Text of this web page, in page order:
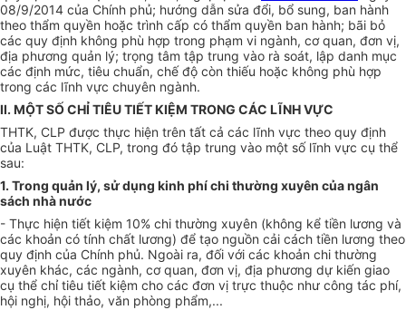
08/9/2014 của Chính phủ; hướng dẫn sửa đổi, bổ sung, ban hành
theo thẩm quyền hoặc trình cấp có thẩm quyền ban hành; bãi bỏ
các quy định không phù hợp trong phạm vi ngành, cơ quan, đơn vị,
địa phương quản lý; trọng tâm tập trung vào rà soát, lập danh mục
các định mức, tiêu chuẩn, chế độ còn thiếu hoặc không phù hợp
trong các lĩnh vực chuyên ngành.
II. MỘT SỐ CHỈ TIÊU TIẾT KIỆM TRONG CÁC LĨNH VỰC
THTK, CLP được thực hiện trên tất cả các lĩnh vực theo quy định
của Luật THTK, CLP, trong đó tập trung vào một số lĩnh vực cụ thể
sau:
1. Trong quản lý, sử dụng kinh phí chi thường xuyên của ngân
sách nhà nước
- Thực hiện tiết kiệm 10% chi thường xuyên (không kể tiền lương và
các khoản có tính chất lương) để tạo nguồn cải cách tiền lương theo
quy định của Chính phủ. Ngoài ra, đối với các khoản chi thường
xuyên khác, các ngành, cơ quan, đơn vị, địa phương dự kiến giao
cụ thể chỉ tiêu tiết kiệm cho các đơn vị trực thuộc như công tác phí,
hội nghị, hội thảo, văn phòng phẩm,...